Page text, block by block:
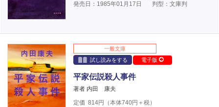
発売日：1985年01月17日
判型：文庫判
一般文庫
試し読みをする
電子版
平家伝説殺人事件
著者 内田 康夫
定価 814円（本体740円＋税）